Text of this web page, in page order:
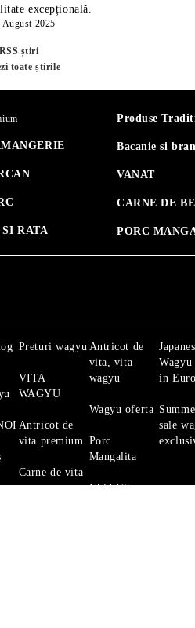
excepțională.
August 2025
RSS știri
toate știrile
RATA
Produse
Bacanie si
VANAT
CARNE DE
PORC
Preturi wagyu
VITA
WAGYU
Antricot de
vita premium
Carne de vita
Antricot de
vita, vita
wagyu
Wagyu oferta
Porc
Mangalita
Ghid Vita
Wagyu
in
sale